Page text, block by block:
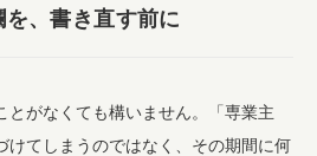
、書き直す前に
とがなくても構いません。「専業主
けてしまうのではなく、その期間に何